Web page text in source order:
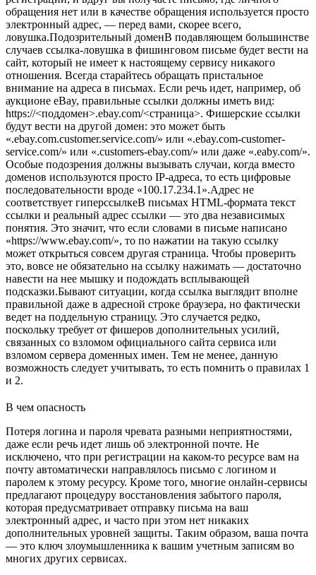
обращения нет или в качестве обращения используется просто
электронный адрес, — перед вами, скорее всего,
ловушка.Подозрительный доменВ подавляющем большинстве
случаев ссылка-ловушка в фишинговом письме будет вести на
сайт, который не имеет к настоящему сервису никакого
отношения. Всегда старайтесь обращать пристальное
внимание на адреса в письмах. Если речь идет, например, об
аукционе eBay, правильные ссылки должны иметь вид:
https://<поддомен>.ebay.com/<страница>. Фишерские ссылки
будут вести на другой домен: это может быть
«.ebay.com.customer.service.com/» или «.ebay.com-customer-
service.com/» или «.customers-ebay.com/» или даже «.eaby.com/».
Особые подозрения должны вызывать случаи, когда вместо
доменов используются просто IP-адреса, то есть цифровые
последовательности вроде «100.17.234.1».Адрес не
соответствует гиперссылкеВ письмах HTML-формата текст
ссылки и реальный адрес ссылки — это два независимых
понятия. Это значит, что если словами в письме написано
«https://www.ebay.com/», то по нажатии на такую ссылку
может открыться совсем другая страница. Чтобы проверить
это, вовсе не обязательно на ссылку нажимать — достаточно
навести на нее мышку и подождать всплывающей
подсказки.Бывают ситуации, когда ссылка выглядит вполне
правильной даже в адресной строке браузера, но фактически
ведет на поддельную страницу. Это случается редко,
поскольку требует от фишеров дополнительных усилий,
связанных со взломом официального сайта сервиса или
взломом сервера доменных имен. Тем не менее, данную
возможность следует учитывать, то есть помнить о правилах 1
и 2.
В чем опасность
Потеря логина и пароля чревата разными неприятностями,
даже если речь идет лишь об электронной почте. Не
исключено, что при регистрации на каком-то ресурсе вам на
почту автоматически направлялось письмо с логином и
паролем к этому ресурсу. Кроме того, многие онлайн-сервисы
предлагают процедуру восстановления забытого пароля,
которая предусматривает отправку письма на ваш
электронный адрес, и часто при этом нет никаких
дополнительных уровней защиты. Таким образом, ваша почта
— это ключ злоумышленника к вашим учетным записям во
многих других сервисах.